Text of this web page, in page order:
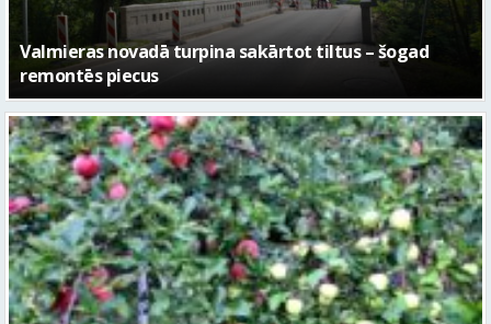
No pagaidu teātra līdz laikmetīgās kultūras centram
– kā attīstīsies “Kurtuve”